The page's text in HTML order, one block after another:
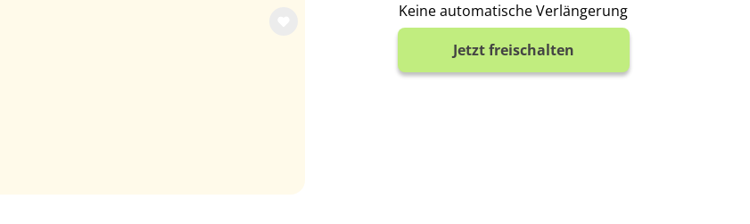
Keine automatische Verlängerung
Jetzt freischalten